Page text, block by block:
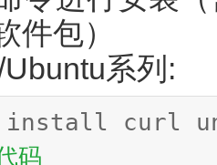
件包）
系列:
install curl
码